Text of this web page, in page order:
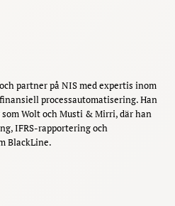
partner på NIS med expertis inom
processautomatisering. Han
Wolt och Musti & Mirri, där han
IFRS-rapportering och
BlackLine.